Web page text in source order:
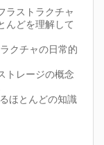
ラストラクチャ
んどを理解して
クチャの日常的
トレージの概念
ほとんどの知識